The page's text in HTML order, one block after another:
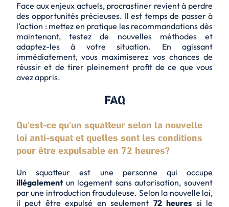
Face aux enjeux actuels, procrastiner revient à perdre
des opportunités précieuses. Il est temps de passer à
l’action : mettez en pratique les recommandations dès
maintenant, testez de nouvelles méthodes et
adaptez-les à votre situation. En agissant
immédiatement, vous maximiserez vos chances de
réussir et de tirer pleinement profit de ce que vous
avez appris.
FAQ
Qu'est-ce qu'un squatteur selon la nouvelle
loi anti-squat et quelles sont les conditions
pour être expulsable en 72 heures?
Un squatteur est une personne qui occupe
illégalementun logement sans autorisation, souvent
par une introduction frauduleuse. Selon la nouvelle loi,
il peut être expulsé en seulement 72 heures si le